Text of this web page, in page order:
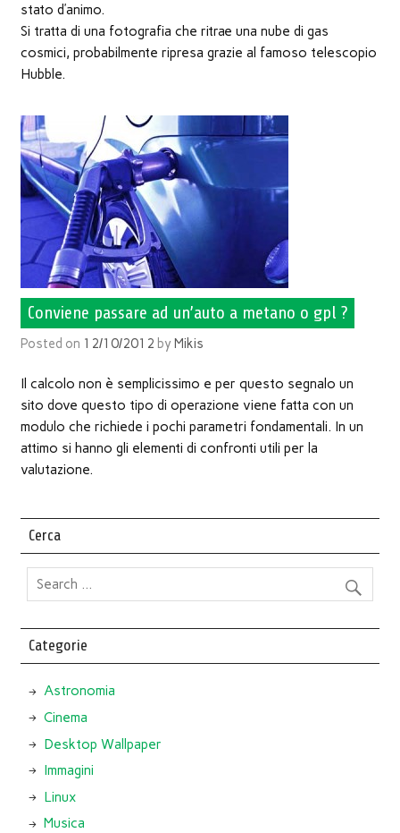
stato d’animo.
Si tratta di una fotografia che ritrae una nube di gas
cosmici, probabilmente ripresa grazie al famoso telescopio
Hubble.
Conviene passare ad un’auto a metano o gpl ?
Posted on 12/10/2012 byMikis
Il calcolo non è semplicissimo e per questo segnalo un
sito dove questo tipo di operazione viene fatta con un
modulo che richiede i pochi parametri fondamentali. In un
attimo si hanno gli elementi di confronti utili per la
valutazione.
Cerca
Categorie
Astronomia
Cinema
Desktop Wallpaper
Immagini
Linux
Musica